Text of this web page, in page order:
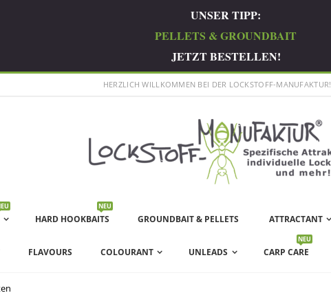
UNSER TIPP:
PELLETS & GROUNDBAIT
JETZT BESTELLEN!
HERZLICH WILLKOMMEN BEI DER LOCKSTOFF-MANUFAKTUR!
HARD HOOKBAITS
NEU
GROUNDBAIT & PELLETS ATTRACTANT
FLAVOURS COLOURANT UNLEADS CARP CARE
NEU